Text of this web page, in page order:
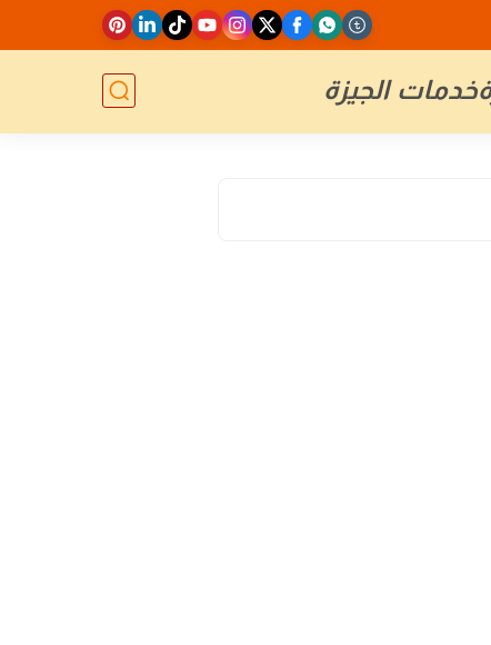
خدمات الجيزة